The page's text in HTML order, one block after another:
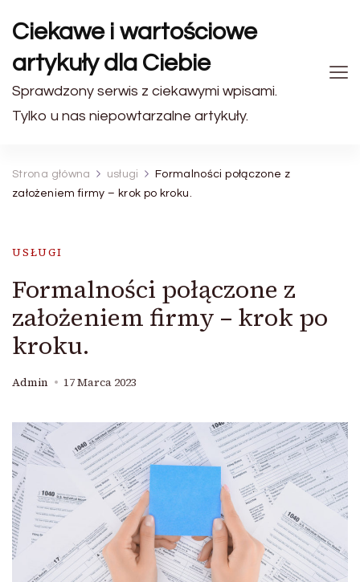
Ciekawe i wartościowe
artykuły dla Ciebie
Sprawdzony serwis z ciekawymi wpisami.
Tylko u nas niepowtarzalne artykuły.
Strona główna usługi
Formalności połączone z
założeniem firmy – krok po kroku.
USŁUGI
Formalności połączone z
założeniem firmy – krok po
kroku.
Admin 17 Marca 2023